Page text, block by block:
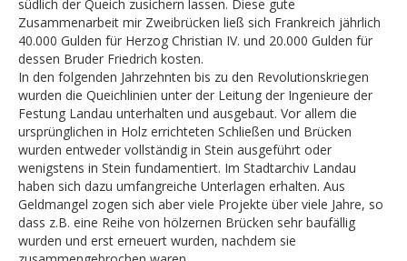
südlich der Queich zusichern lassen. Diese gute
Zusammenarbeit mir Zweibrücken ließ sich Frankreich jährlich
40.000 Gulden für Herzog Christian IV. und 20.000 Gulden für
dessen Bruder Friedrich kosten.
In den folgenden Jahrzehnten bis zu den Revolutionskriegen
wurden die Queichlinien unter der Leitung der Ingenieure der
Festung Landau unterhalten und ausgebaut. Vor allem die
ursprünglichen in Holz errichteten Schließen und Brücken
wurden entweder vollständig in Stein ausgeführt oder
wenigstens in Stein fundamentiert. Im Stadtarchiv Landau
haben sich dazu umfangreiche Unterlagen erhalten. Aus
Geldmangel zogen sich aber viele Projekte über viele Jahre, so
dass z.B. eine Reihe von hölzernen Brücken sehr baufällig
wurden und erst erneuert wurden, nachdem sie